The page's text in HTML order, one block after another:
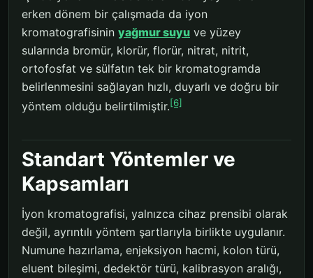
erken dönem bir çalışmada da iyon
kromatografisinin yağmur suyu ve yüzey
sularında bromür, klorür, florür, nitrat, nitrit,
ortofosfat ve sülfatın tek bir kromatogramda
belirlenmesini sağlayan hızlı, duyarlı ve doğru bir
yöntem olduğu belirtilmiştir.[6]
Standart Yöntemler ve
Kapsamları
İyon kromatografisi, yalnızca cihaz prensibi olarak
değil, ayrıntılı yöntem şartlarıyla birlikte uygulanır.
Numune hazırlama, enjeksiyon hacmi, kolon türü,
eluent bileşimi, dedektör türü, kalibrasyon aralığı,